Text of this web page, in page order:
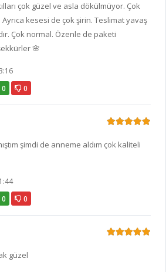
çok güzel ve asla dökülmüyor. Çok
Ayrıca kesesi de çok şirin. Teslimat yavaş
Çok normal. Özenle de paketi
🌸
0 0
şimdi de anneme aldım çok kaliteli
0 0
güzel